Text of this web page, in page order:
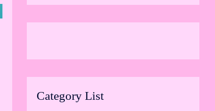
Category List